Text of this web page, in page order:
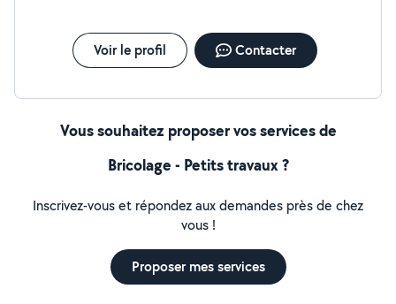
Voir le profil Contacter
Vous souhaitez proposer vos services de
Bricolage - Petits travaux ?
Inscrivez-vous et répondez aux demandes près de chez
vous !
Proposer mes services